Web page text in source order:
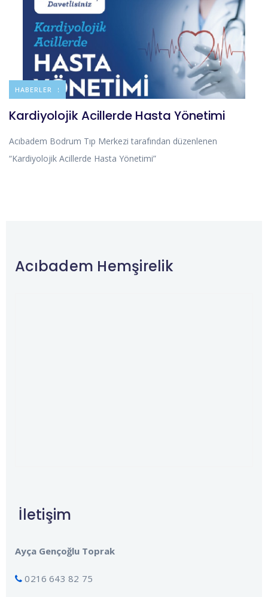
DUYURULAR
HABERLER
Kardiyolojik Acillerde Hasta Yönetimi
Acıbadem Bodrum Tıp Merkezi tarafından düzenlenen
“Kardiyolojik Acillerde Hasta Yönetimi”
Acıbadem Hemşirelik
İletişim
Ayça Gençoğlu Toprak
0216 643 82 75